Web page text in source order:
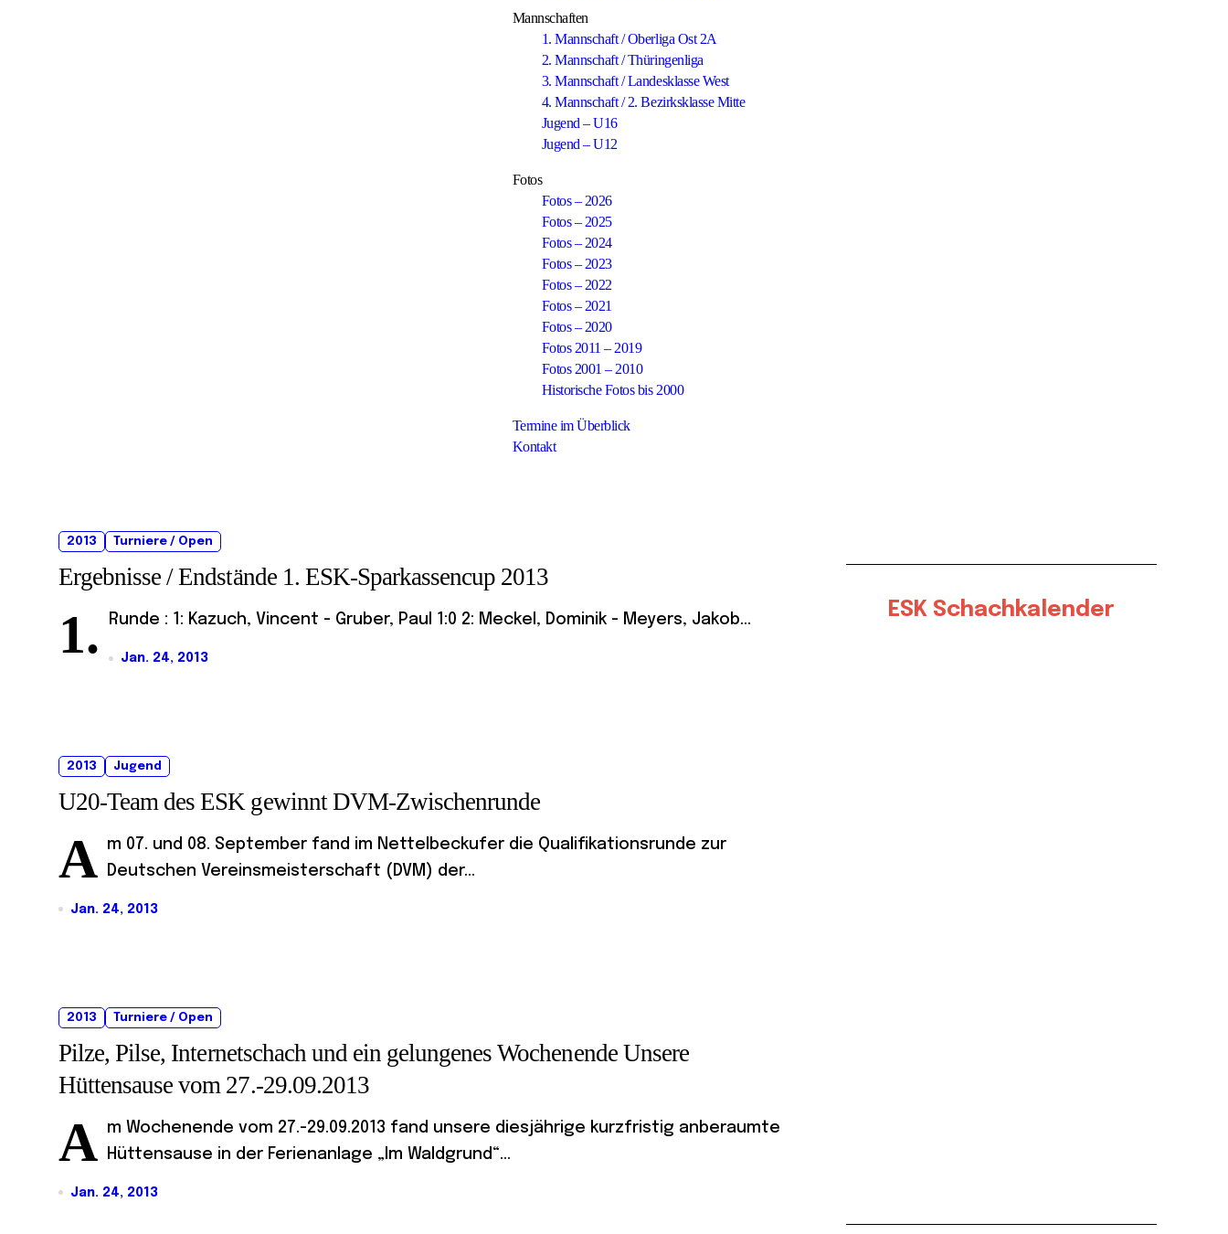
Mannschaften
1. Mannschaft / Oberliga Ost 2A
2. Mannschaft / Thüringenliga
3. Mannschaft / Landesklasse West
4. Mannschaft / 2. Bezirksklasse Mitte
Jugend – U16
Jugend – U12
Fotos
Fotos – 2026
Fotos – 2025
Fotos – 2024
Fotos – 2023
Fotos – 2022
Fotos – 2021
Fotos – 2020
Fotos 2011 – 2019
Fotos 2001 – 2010
Historische Fotos bis 2000
Termine im Überblick
Kontakt
2013 Turniere / Open
Ergebnisse / Endstände 1. ESK-Sparkassencup 2013
1. Runde : 1: Kazuch, Vincent - Gruber, Paul 1:0 2: Meckel, Dominik - Meyers, Jakob...
Jan. 24, 2013
2013 Jugend
U20-Team des ESK gewinnt DVM-Zwischenrunde
A
m 07. und 08. September fand im Nettelbeckufer die Qualifikationsrunde zur
Deutschen Vereinsmeisterschaft (DVM) der...
Jan. 24, 2013
2013 Turniere / Open
Pilze, Pilse, Internetschach und ein gelungenes Wochenende Unsere
Hüttensause vom 27.-29.09.2013
A
m Wochenende vom 27.-29.09.2013 fand unsere diesjährige kurzfristig anberaumte
Hüttensause in der Ferienanlage „Im Waldgrund“...
Jan. 24, 2013
ESK Schachkalender